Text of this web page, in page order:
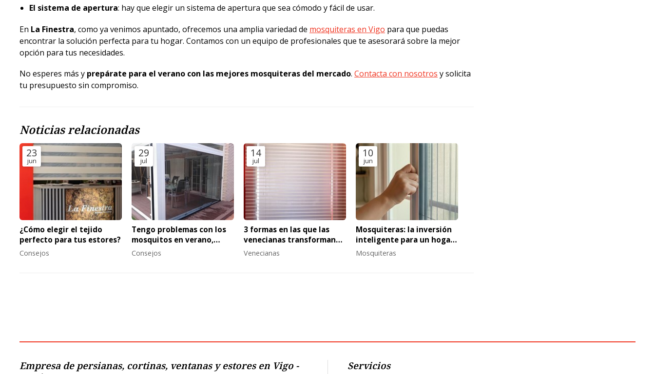
El sistema de apertura: hay que elegir un sistema de apertura que sea cómodo y fácil de usar.
En La Finestra, como ya venimos apuntado, ofrecemos una amplia variedad de mosquiteras en Vigo para que puedas
encontrar la solución perfecta para tu hogar. Contamos con un equipo de profesionales que te asesorará sobre la mejor
opción para tus necesidades.
No esperes más y prepárate para el verano con las mejores mosquiteras del mercado. Contacta con nosotros y solicita
tu presupuesto sin compromiso.
Noticias relacionadas
23
jun
¿Cómo elegir el tejido
perfecto para tus estores?
Consejos
29
jul
Tengo problemas con los
mosquitos en verano,
¿cómo puedo
solucionarlo?
Consejos
14
jul
3 formas en las que las
venecianas transforman
cualquier espacio
Venecianas
10
jun
Mosquiteras: la inversión
inteligente para un hogar
libre de insectos y
tranquilo
Mosquiteras
Empresa de persianas, cortinas, ventanas y estores en Vigo -
Servicios